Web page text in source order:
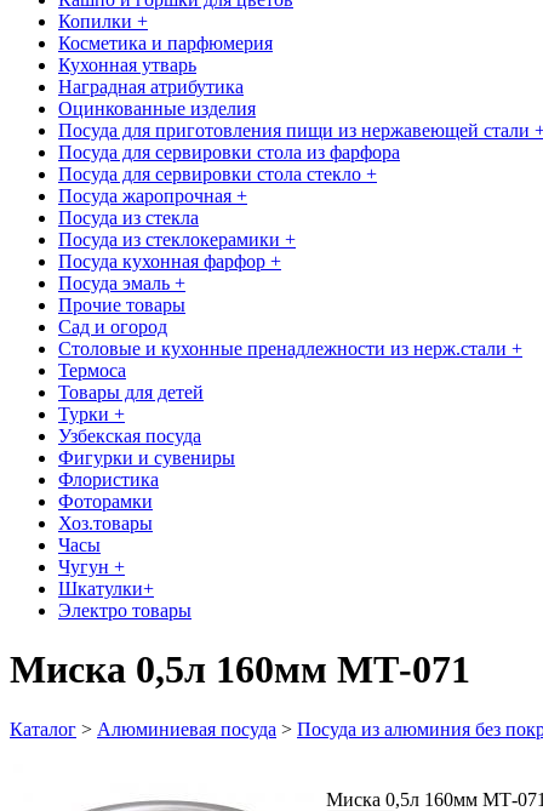
Копилки +
Косметика и парфюмерия
Кухонная утварь
Наградная атрибутика
Оцинкованные изделия
Посуда для приготовления пищи из нержавеющей стали
Посуда для сервировки стола из фарфора
Посуда для сервировки стола стекло +
Посуда жаропрочная +
Посуда из стекла
Посуда из стеклокерамики +
Посуда кухонная фарфор +
Посуда эмаль +
Прочие товары
Сад и огород
Столовые и кухонные пренадлежности из нерж.стали +
Термоса
Товары для детей
Турки +
Узбекская посуда
Фигурки и сувениры
Флористика
Фоторамки
Хоз.товары
Часы
Чугун +
Шкатулки+
Электро товары
Миска 0,5л 160мм МТ-071
Каталог > Алюминиевая посуда > Посуда из алюминия без
Миска 0,5л 160мм МТ-071